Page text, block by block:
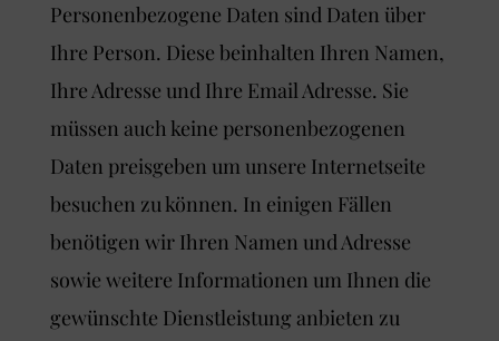
Personenbezogene Daten sind Daten über
Ihre Person. Diese beinhalten Ihren Namen,
Ihre Adresse und Ihre Email Adresse. Sie
müssen auch keine personenbezogenen
Daten preisgeben um unsere Internetseite
besuchen zu können. In einigen Fällen
benötigen wir Ihren Namen und Adresse
sowie weitere Informationen um Ihnen die
gewünschte Dienstleistung anbieten zu